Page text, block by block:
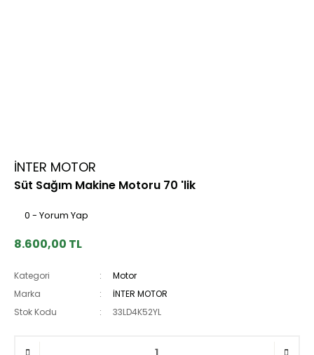
İNTER MOTOR
Süt Sağım Makine Motoru 70 'lik
0 - Yorum Yap
8.600,00 TL
Kategori
Motor
Marka
İNTER MOTOR
Stok Kodu
33LD4K52YL